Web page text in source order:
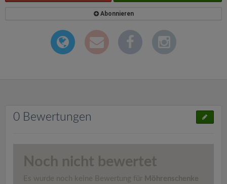
Abonnieren
0 Bewertungen
Noch nicht bewertet
Es wurde noch keine Bewertung für Möhrenschenke